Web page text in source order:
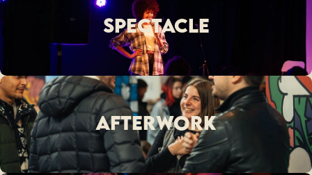
spectacle
afterwork